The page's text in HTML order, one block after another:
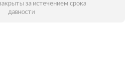
за истечением срока
давности